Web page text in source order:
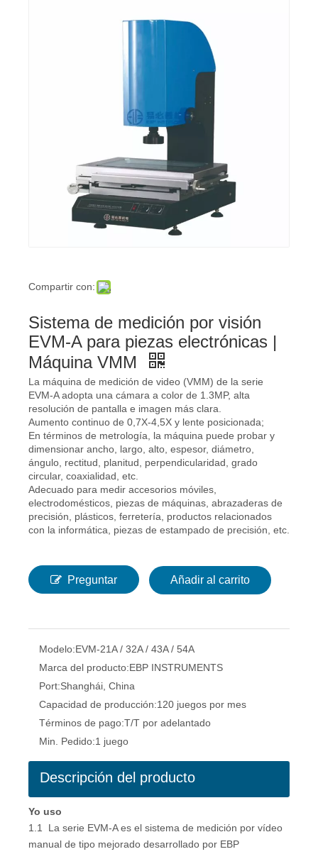
Compartir con:
Sistema de medición por visión
EVM-A para piezas electrónicas |
Máquina VMM
La máquina de medición de video (VMM) de la serie
EVM-A adopta una cámara a color de 1.3MP, alta
resolución de pantalla e imagen más clara.
Aumento continuo de 0,7X-4,5X y lente posicionada;
En términos de metrología, la máquina puede probar y
dimensionar ancho, largo, alto, espesor, diámetro,
ángulo, rectitud, planitud, perpendicularidad, grado
circular, coaxialidad, etc.
Adecuado para medir accesorios móviles,
electrodomésticos, piezas de máquinas, abrazaderas de
precisión, plásticos, ferretería, productos relacionados
con la informática, piezas de estampado de precisión, etc.
Preguntar Añadir al carrito
Modelo:EVM-21A / 32A / 43A / 54A
Marca del producto:EBP INSTRUMENTS
Port:Shanghái, China
Capacidad de producción:120 juegos por mes
Términos de pago:T/T por adelantado
Min. Pedido:1 juego
Descripción del producto
Yo uso
1.1 La serie EVM-A es el sistema de medición por vídeo
manual de tipo mejorado desarrollado por EBP